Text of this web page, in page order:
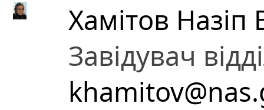
Хамітов Назіп
Завідувач